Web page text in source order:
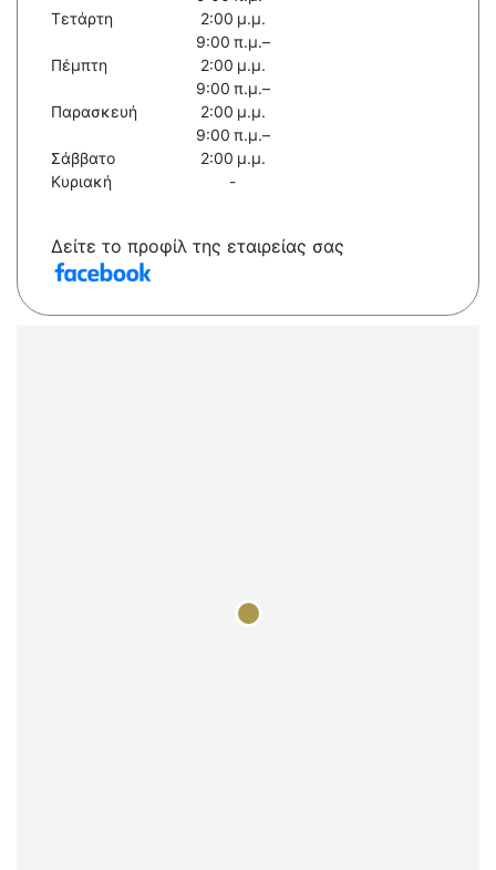
Τετάρτη
2:00 μ.μ.
Πέμπτη
9:00 π.μ.–
2:00 μ.μ.
Παρασκευή
9:00 π.μ.–
2:00 μ.μ.
Σάββατο
9:00 π.μ.–
2:00 μ.μ.
Κυριακή
-
Δείτε το προφίλ της εταιρείας σας